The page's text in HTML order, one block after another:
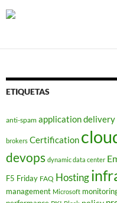
ETIQUETAS
anti-spam application delivery
brokers Certification
devops dynamic data center
F5 Friday FAQ Hosting
management Microsoft